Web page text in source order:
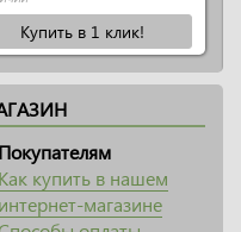
Купить в 1 клик!
Покупателям
Как купить в нашем
интернет-магазине